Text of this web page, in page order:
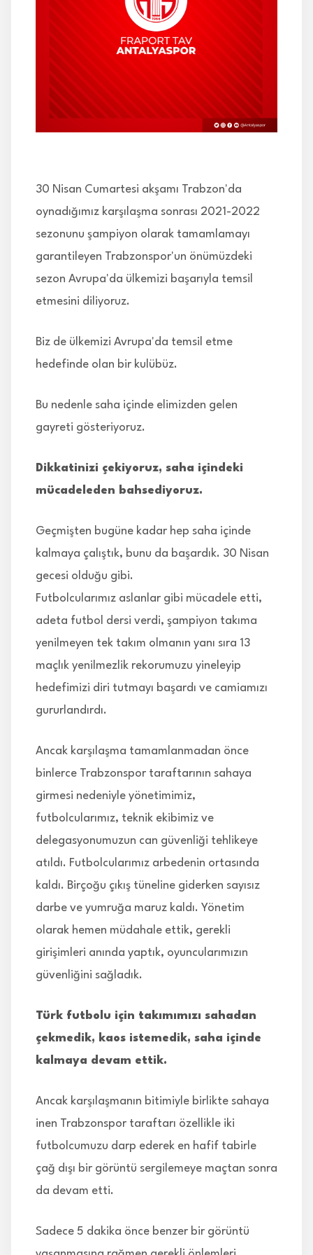
30 Nisan Cumartesi akşamı Trabzon'da
oynadığımız karşılaşma sonrası 2021-2022
sezonunu şampiyon olarak tamamlamayı
garantileyen Trabzonspor'un önümüzdeki
sezon Avrupa'da ülkemizi başarıyla temsil
etmesini diliyoruz.
Biz de ülkemizi Avrupa'da temsil etme
hedefinde olan bir kulübüz.
Bu nedenle saha içinde elimizden gelen
gayreti gösteriyoruz.
Dikkatinizi çekiyoruz, saha içindeki
mücadeleden bahsediyoruz.
Geçmişten bugüne kadar hep saha içinde
kalmaya çalıştık, bunu da başardık. 30 Nisan
gecesi olduğu gibi.
Futbolcularımız aslanlar gibi mücadele etti,
adeta futbol dersi verdi, şampiyon takıma
yenilmeyen tek takım olmanın yanı sıra 13
maçlık yenilmezlik rekorumuzu yineleyip
hedefimizi diri tutmayı başardı ve camiamızı
gururlandırdı.
Ancak karşılaşma tamamlanmadan önce
binlerce Trabzonspor taraftarının sahaya
girmesi nedeniyle yönetimimiz,
futbolcularımız, teknik ekibimiz ve
delegasyonumuzun can güvenliği tehlikeye
atıldı. Futbolcularımız arbedenin ortasında
kaldı. Birçoğu çıkış tüneline giderken sayısız
darbe ve yumruğa maruz kaldı. Yönetim
olarak hemen müdahale ettik, gerekli
girişimleri anında yaptık, oyuncularımızın
güvenliğini sağladık.
Türk futbolu için takımımızı sahadan
çekmedik, kaos istemedik, saha içinde
kalmaya devam ettik.
Ancak karşılaşmanın bitimiyle birlikte sahaya
inen Trabzonspor taraftarı özellikle iki
futbolcumuzu darp ederek en hafif tabirle
çağ dışı bir görüntü sergilemeye maçtan sonra
da devam etti.
Sadece 5 dakika önce benzer bir görüntü